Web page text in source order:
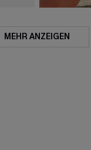
MEHR ANZEIGEN